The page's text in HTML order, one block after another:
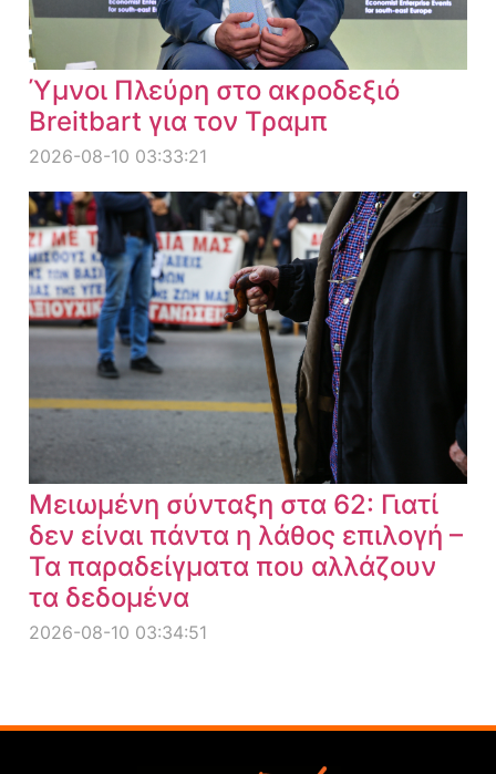
Ύμνοι Πλεύρη στο ακροδεξιό
Breitbart για τον Τραμπ
2026-08-10 03:33:21
Μειωμένη σύνταξη στα 62: Γιατί
δεν είναι πάντα η λάθος επιλογή –
Τα παραδείγματα που αλλάζουν
τα δεδομένα
2026-08-10 03:34:51